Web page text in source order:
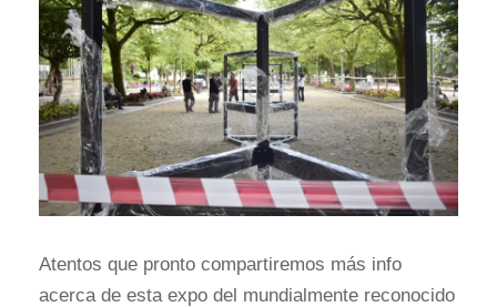
Atentos que pronto compartiremos más info
acerca de esta expo del mundialmente reconocido